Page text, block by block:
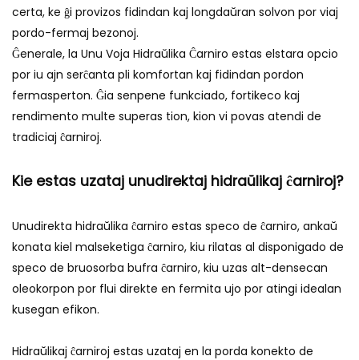
certa, ke ĝi provizos fidindan kaj longdaŭran solvon por viaj
pordo-fermaj bezonoj.
Ĝenerale, la Unu Voja Hidraŭlika Ĉarniro estas elstara opcio
por iu ajn serĉanta pli komfortan kaj fidindan pordon
fermasperton. Ĝia senpene funkciado, fortikeco kaj
rendimento multe superas tion, kion vi povas atendi de
tradiciaj ĉarniroj.
Kie estas uzataj unudirektaj hidraŭlikaj ĉarniroj?
Unudirekta hidraŭlika ĉarniro estas speco de ĉarniro, ankaŭ
konata kiel malseketiga ĉarniro, kiu rilatas al disponigado de
speco de bruosorba bufra ĉarniro, kiu uzas alt-densecan
oleokorpon por flui direkte en fermita ujo por atingi idealan
kusegan efikon.
Hidraŭlikaj ĉarniroj estas uzataj en la porda konekto de